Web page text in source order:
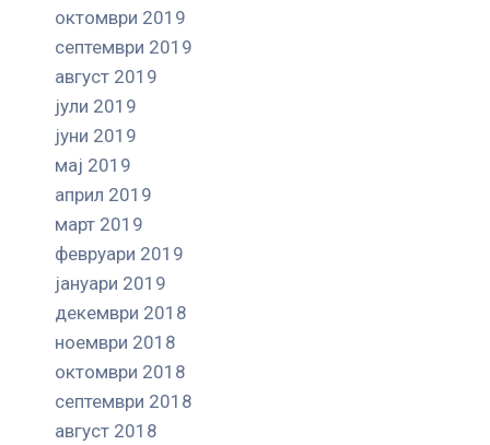
октомври 2019
септември 2019
август 2019
јули 2019
јуни 2019
мај 2019
април 2019
март 2019
февруари 2019
јануари 2019
декември 2018
ноември 2018
октомври 2018
септември 2018
август 2018